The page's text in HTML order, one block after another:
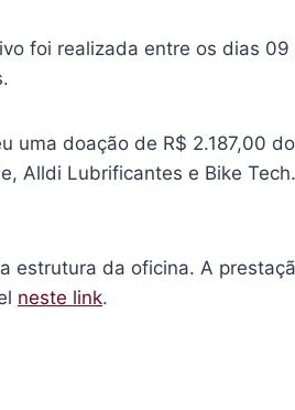
foi realizada entre os dias
uma doação de R$ 2.187,00
Alldi Lubrificantes e Bike
estrutura da oficina. A
neste link.